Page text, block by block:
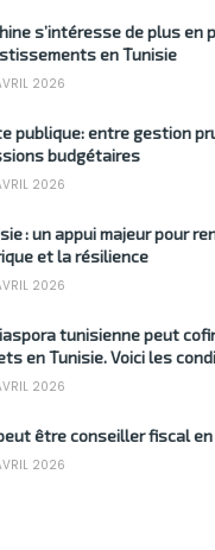
s’intéresse de plus en
en Tunisie
2026
publique: entre gestion
budgétaires
2026
: un appui majeur pour
et la résilience
2026
tunisienne peut
en Tunisie. Voici les
2026
être conseiller fiscal en
2026